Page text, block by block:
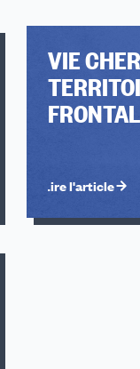
VIE
Lire l'article